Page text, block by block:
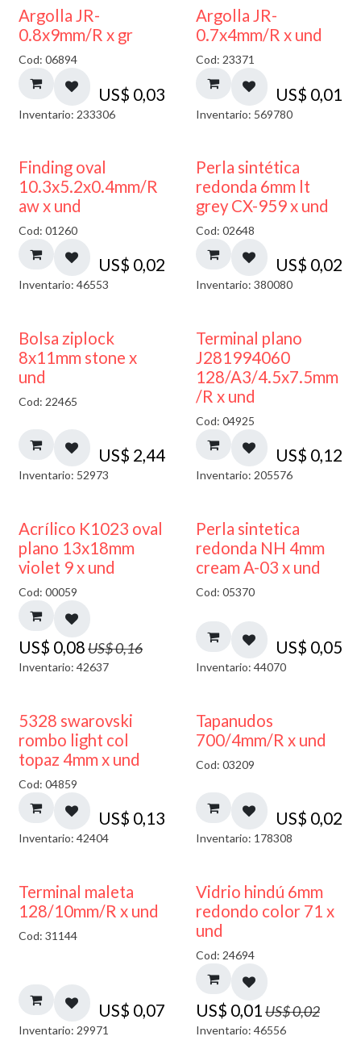
Argolla JR-
0.8x9mm/R x gr
Cod: 06894
US$ 0,03
Inventario: 233306
Argolla JR-
0.7x4mm/R x und
Cod: 23371
US$ 0,01
Inventario: 569780
Finding oval
10.3x5.2x0.4mm/R
aw x und
Cod: 01260
US$ 0,02
Inventario: 46553
Perla sintética
redonda 6mm lt
grey CX-959 x und
Cod: 02648
US$ 0,02
Inventario: 380080
¡NUEVO!
Bolsa ziplock
8x11mm stone x
und
Cod: 22465
US$ 2,44
Inventario: 52973
Terminal plano
J281994060
128/A3/4.5x7.5mm
/R x und
Cod: 04925
US$ 0,12
Inventario: 205576
50% DESCUENTO
Acrílico K1023 oval
plano 13x18mm
violet 9 x und
Cod: 00059
US$ 0,08US$0,16
Inventario: 42637
Perla sintetica
redonda NH 4mm
cream A-03 x und
Cod: 05370
US$ 0,05
Inventario: 44070
5328 swarovski
rombo light col
topaz 4mm x und
Cod: 04859
US$ 0,13
Inventario: 42404
Tapanudos
700/4mm/R x und
Cod: 03209
US$ 0,02
Inventario: 178308
Terminal maleta
128/10mm/R x und
Cod: 31144
US$ 0,07
Inventario: 29971
40% DESCUENTO
Vidrio hindú 6mm
redondo color 71 x
und
Cod: 24694
US$ 0,01US$0,02
Inventario: 46556